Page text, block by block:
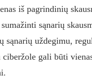
iš pagrindinių
sumažinti sąnarių
sąnarių uždegimu,
gali būti